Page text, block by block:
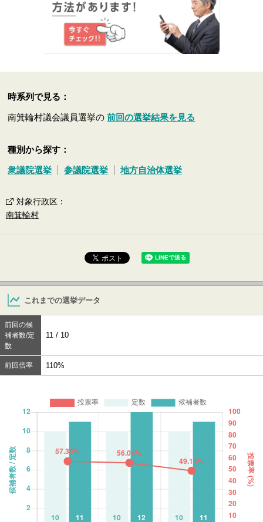
時系列で見る：
南箕輪村議会議員選挙の前回の選挙結果を見る
種別から探す：
衆議院選挙 参議院選挙 地方自治体選挙
対象行政区 ：
南箕輪村
これまでの選挙データ
前回の候
補者数/定
数
11 / 10
前回倍率 110%